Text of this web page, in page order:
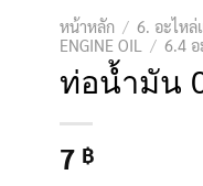
หน้าหลัก / 6. อะไหล่
ENGINE OIL
/ 6.4 อ
ท่อน้ำมัน
7 ฿